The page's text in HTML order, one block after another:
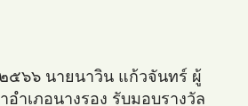
๕๖๖ นายนาวิน แก้วจันทร์ ผู้
ำเภอนางรอง รับมอบรางวัล